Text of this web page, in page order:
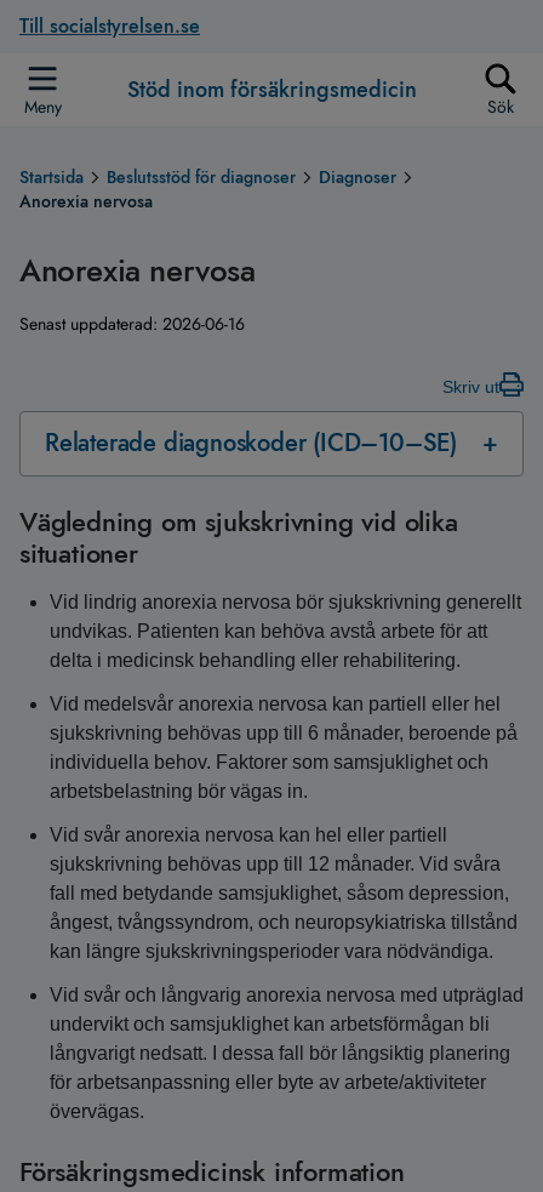
Till socialstyrelsen.se
Meny
Stöd inom försäkringsmedicin
Sök
Startsida Beslutsstöd för diagnoser
Diagnoser
Anorexia nervosa
Anorexia nervosa
Senast uppdaterad: 2026-06-16
Skriv ut
Relaterade diagnoskoder (ICD–10–SE)
Vägledning om sjukskrivning vid olika
situationer
Vid lindrig anorexia nervosa bör sjukskrivning generellt
undvikas. Patienten kan behöva avstå arbete för att
delta i medicinsk behandling eller rehabilitering.
Vid medelsvår anorexia nervosa kan partiell eller hel
sjukskrivning behövas upp till 6 månader, beroende på
individuella behov. Faktorer som samsjuklighet och
arbetsbelastning bör vägas in.
Vid svår anorexia nervosa kan hel eller partiell
sjukskrivning behövas upp till 12 månader. Vid svåra
fall med betydande samsjuklighet, såsom depression,
ångest, tvångssyndrom, och neuropsykiatriska tillstånd
kan längre sjukskrivningsperioder vara nödvändiga.
Vid svår och långvarig anorexia nervosa med utpräglad
undervikt och samsjuklighet kan arbetsförmågan bli
långvarigt nedsatt. I dessa fall bör långsiktig planering
för arbetsanpassning eller byte av arbete/aktiviteter
övervägas.
Försäkringsmedicinsk information